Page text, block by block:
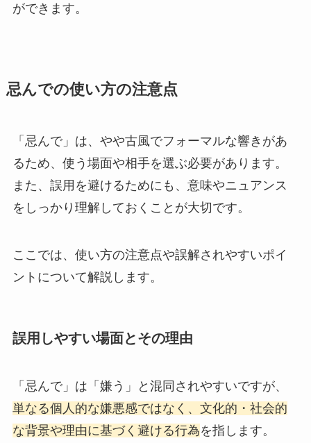
ができます。
忌んでの使い方の注意点
「忌んで」は、やや古風でフォーマルな響きがあ
るため、使う場面や相手を選ぶ必要があります。
また、誤用を避けるためにも、意味やニュアンス
をしっかり理解しておくことが大切です。
ここでは、使い方の注意点や誤解されやすいポイ
ントについて解説します。
誤用しやすい場面とその理由
「忌んで」は「嫌う」と混同されやすいですが、
単なる個人的な嫌悪感ではなく、文化的・社会的
な背景や理由に基づく避ける行為を指します。